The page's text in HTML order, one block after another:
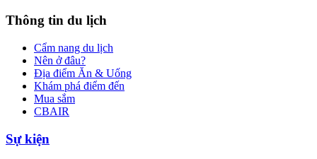
Thông tin du lịch
Cẩm nang du lịch
Nên ở đâu?
Địa điểm Ăn & Uống
Khám phá điểm đến
Mua sắm
CBAIR
Sự kiện